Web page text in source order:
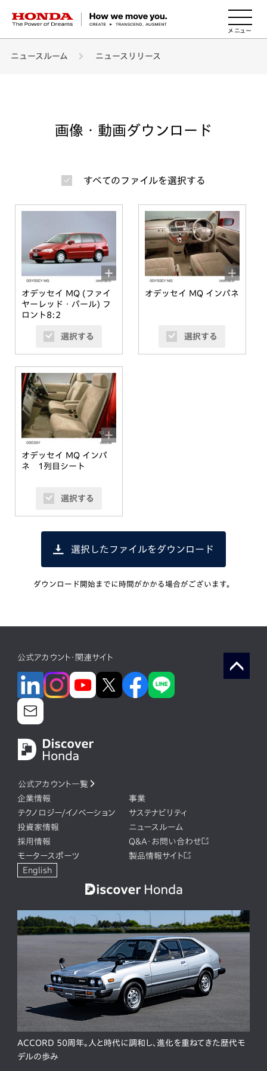
HONDA The Power of Dreams
ニュースルーム ニュースリリース
画像・動画ダウンロード
すべてのファイルを選択する
オデッセイ MQ (ファイ
ヤーレッド・パール) フ
ロント8:2
選択する
オデッセイ MQ インパネ
選択する
オデッセイ MQ インパ
ネ 1列目シート
選択する
選択したファイルをダウンロード
ダウンロード開始までに時間がかかる場合がございます。
公式アカウント・関連サイト
公式アカウント一覧
企業情報
事業
テクノロジー/イノベーション
サステナビリティ
投資家情報
ニュースルーム
採用情報
Q&A・お問い合わせ
モータースポーツ
製品情報サイト
English
ACCORD 50周年。人と時代に調和し、進化を重ねてきた歴代モ
デルの歩み